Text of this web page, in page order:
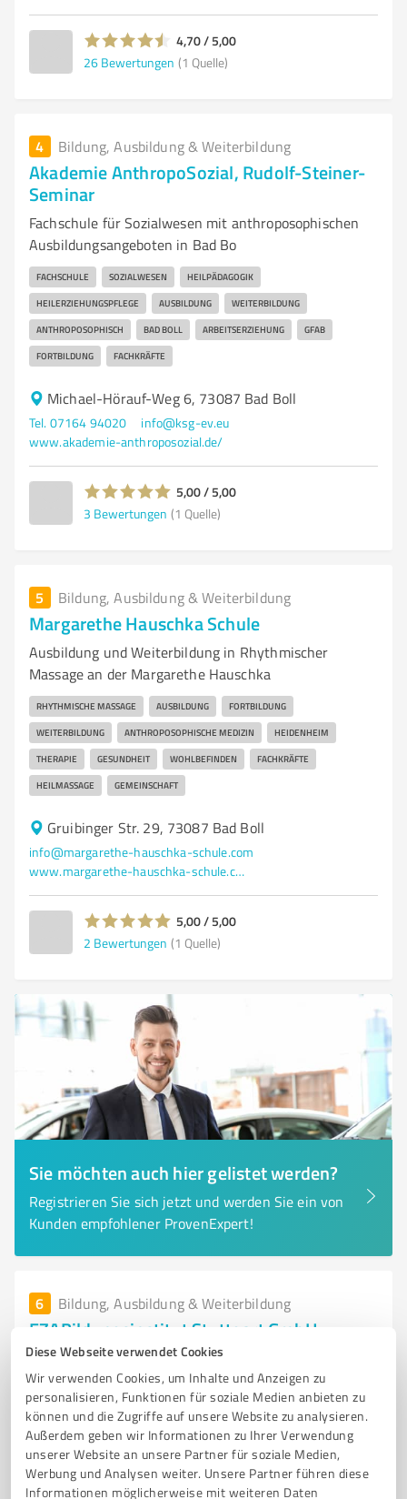
Diese Webseite verwendet Cookies
Wir verwenden Cookies, um Inhalte und Anzeigen zu
personalisieren, Funktionen für soziale Medien anbieten zu
können und die Zugriffe auf unsere Website zu analysieren.
Außerdem geben wir Informationen zu Ihrer Verwendung
unserer Website an unsere Partner für soziale Medien,
Werbung und Analysen weiter. Unsere Partner führen diese
Informationen möglicherweise mit weiteren Daten
4,70 / 5,00
26 Bewertungen (1 Quelle)
4 Bildung, Ausbildung & Weiterbildung
Akademie AnthropoSozial, Rudolf-Steiner-
Seminar
Fachschule für Sozialwesen mit anthroposophischen
Ausbildungsangeboten in Bad Bo
FACHSCHULE SOZIALWESEN HEILPÄDAGOGIK
HEILERZIEHUNGSPFLEGE AUSBILDUNG WEITERBILDUNG
ANTHROPOSOPHISCH BAD BOLL ARBEITSERZIEHUNG GFAB
FORTBILDUNG FACHKRÄFTE
Michael-Hörauf-Weg 6, 73087 Bad Boll
Tel. 07164 94020
info@ksg-ev.eu
www.akademie-anthroposozial.de/
5,00 / 5,00
3 Bewertungen (1 Quelle)
5 Bildung, Ausbildung & Weiterbildung
Margarethe Hauschka Schule
Ausbildung und Weiterbildung in Rhythmischer
Massage an der Margarethe Hauschka
RHYTHMISCHE MASSAGE AUSBILDUNG FORTBILDUNG
WEITERBILDUNG ANTHROPOSOPHISCHE MEDIZIN HEIDENHEIM
THERAPIE GESUNDHEIT WOHLBEFINDEN FACHKRÄFTE
HEILMASSAGE GEMEINSCHAFT
Gruibinger Str. 29, 73087 Bad Boll
info@margarethe-hauschka-schule.com
www.margarethe-hauschka-schule.com/
5,00 / 5,00
2 Bewertungen (1 Quelle)
Sie möchten auch hier gelistet werden?
Registrieren Sie sich jetzt und werden Sie ein von
Kunden empfohlener ProvenExpert!
6 Bildung, Ausbildung & Weiterbildung
EZABildungsinstitut Stuttgart GmbH
Vorbereitung auf Abschlussprüfungen und individuelle
Weiterbildung in Stuttgart
BERUFSBILDENDE SCHULE ABSCHLUSSPRÜFUNGEN PRÄSENZKURSE
INDIVIDUELLE FÖRDERUNG WEITERBILDUNG PROJEKT RÜCKENWIND
INTERKULTURELLE KOMPETENZ
PERSÖNLICHE ENTWICKLUNG LERNANGEBOTE